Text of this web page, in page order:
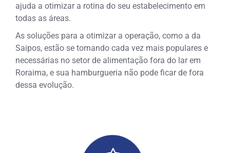
ajuda a otimizar a rotina do seu estabelecimento em
todas as áreas.
As soluções para a otimizar a operação, como a da
Saipos, estão se tornando cada vez mais populares e
necessárias no setor de alimentação fora do lar em
Roraima, e sua hamburgueria não pode ficar de fora
dessa evolução.